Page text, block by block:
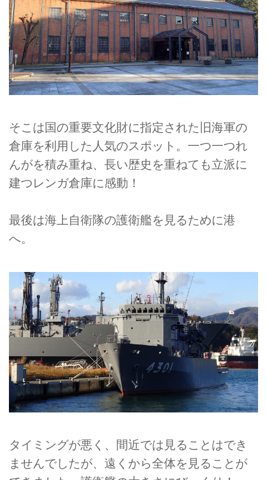
そこは国の重要文化財に指定された旧海軍の
倉庫を利用した人気のスポット。一つ一つれ
んがを積み重ね、長い歴史を重ねても立派に
建つレンガ倉庫に感動！
最後は海上自衛隊の護衛艦を見るために港
へ。
タイミングが悪く、間近では見ることはでき
ませんでしたが、遠くから全体を見ることが